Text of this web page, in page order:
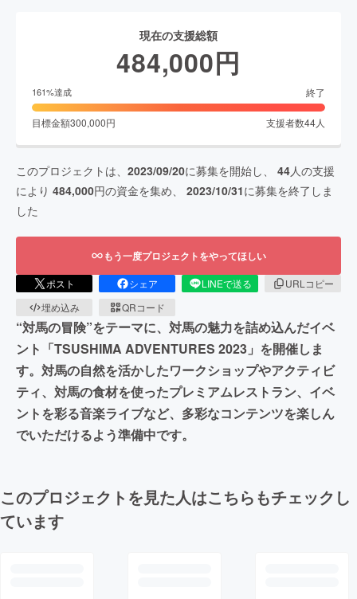
現在の支援総額
484,000円
161%達成 終了
目標金額300,000円 支援者数44人
このプロジェクトは、 2023/09/20に募集を開始し、 44人の支援
により 484,000円の資金を集め、 2023/10/31に募集を終了しま
した
もう一度プロジェクトをやってほしい
ポスト シェア LINEで送る
URLコピー
埋め込み
QRコード
“対馬の冒険”をテーマに、対馬の魅力を詰め込んだイベ
ント「TSUSHIMA ADVENTURES 2023」を開催しま
す。対馬の自然を活かしたワークショップやアクティビ
ティ、対馬の食材を使ったプレミアムレストラン、イベ
ントを彩る音楽ライブなど、多彩なコンテンツを楽しん
でいただけるよう準備中です。
このプロジェクトを見た人はこちらもチェックし
ています